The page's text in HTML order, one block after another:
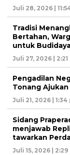
Juli 28, 2026 |
Tradisi
Bertahan,
untuk
Juli 27, 2026 | 2:21
Pengadilan
Tonang
Juli 21, 2026 | 1:34
Sidang
menjawab
tawarkan
Juli 15, 2026 | 2:29